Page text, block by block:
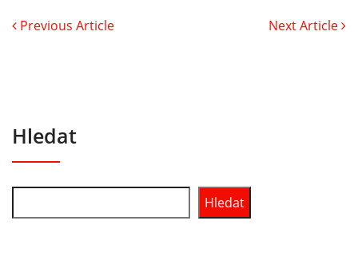
Previous Article Next Article
Hledat
Hledat